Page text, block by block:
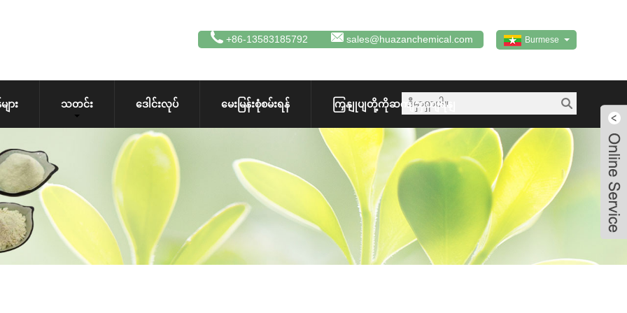
Burmese
+86-13583185792 sales@huazanchemical.com
ား သတင်း ဒေါင်းလုပ် မေးမြန်းစုံစမ်းရန် ကြှနျုပျတို့ကိုဆကျသှယျရနျ